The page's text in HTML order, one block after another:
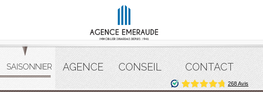
SAISONNIER AGENCE CONSEIL CONTACT